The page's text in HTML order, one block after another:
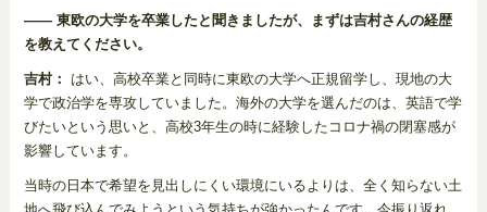
―― 東欧の大学を卒業したと聞きましたが、まずは吉村さんの経歴
を教えてください。
吉村：
はい、高校卒業と同時に東欧の大学へ正規留学し、現地の大
学で政治学を専攻していました。海外の大学を選んだのは、英語で学
びたいという思いと、高校3年生の時に経験したコロナ禍の閉塞感が
影響しています。
当時の日本で希望を見出しにくい環境にいるよりは、全く知らない土